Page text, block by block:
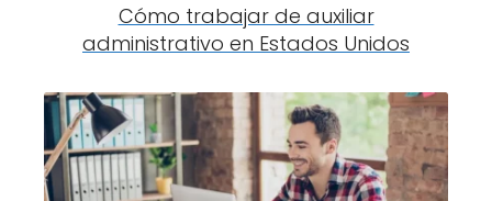
Cómo trabajar de auxiliar
administrativo en Estados Unidos